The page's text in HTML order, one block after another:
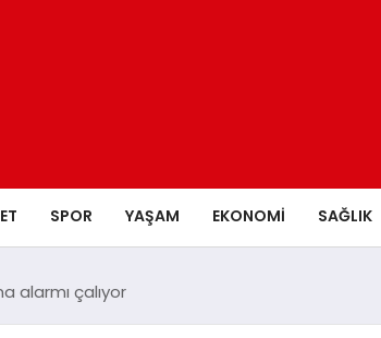
SPOR YAŞAM EKONOMI SAĞLIK
alarmı çalıyor